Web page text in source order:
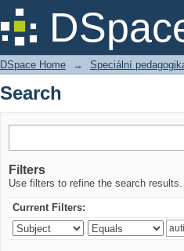
Search
DSpace Home → Speciální
Search
Filters
Use filters to refine the search results.
Current Filters: